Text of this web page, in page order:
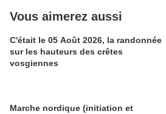
Vous aimerez aussi
C'était le 05 Août 2026, la randonnée
sur les hauteurs des crêtes
vosgiennes
Marche nordique (initiation et